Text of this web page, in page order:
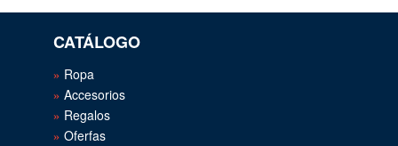
CATÁLOGO
Ropa
Accesorios
Regalos
Oferfas